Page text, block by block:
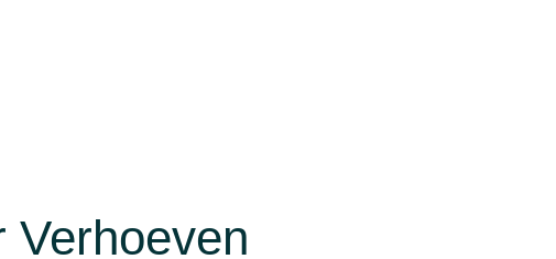
Verhoeven